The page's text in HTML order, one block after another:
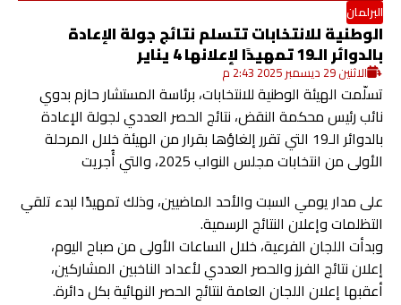
البرلمان
الوطنية للانتخابات تتسلم نتائج جولة الإعادة
بالدوائر الـ19 تمهيدًا لإعلانها 4 يناير
الاثنين 29 ديسمبر 2025 2:43 م
تسلّمت الهيئة الوطنية للانتخابات، برئاسة المستشار حازم بدوي
نائب رئيس محكمة النقض، نتائج الحصر العددي لجولة الإعادة
بالدوائر الـ19 التي تقرر إلغاؤها بقرار من الهيئة خلال المرحلة
الأولى من انتخابات مجلس النواب 2025، والتي أُجريت
على مدار يومي السبت والأحد الماضيين، وذلك تمهيدًا لبدء تلقي
التظلمات وإعلان النتائج الرسمية.
وبدأت اللجان الفرعية، خلال الساعات الأولى من صباح اليوم،
إعلان نتائج الفرز والحصر العددي لأعداد الناخبين المشاركين،
أعقبها إعلان اللجان العامة لنتائج الحصر النهائية بكل دائرة.